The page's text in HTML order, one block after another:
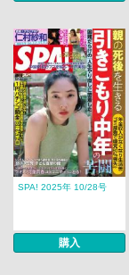
SPA! 2025年 10/28号
購入